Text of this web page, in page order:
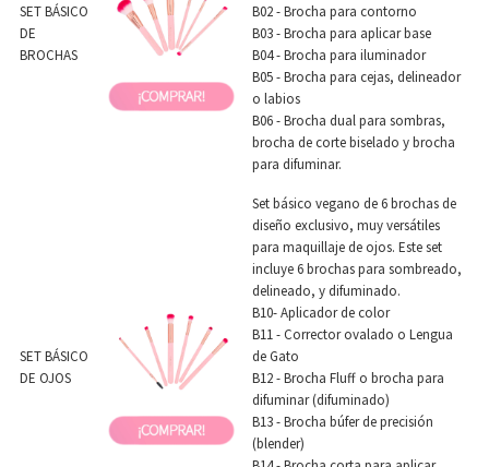
SET BÁSICO
DE
BROCHAS
B02 - Brocha para contorno
B03 - Brocha para aplicar base
B04 - Brocha para iluminador
B05 - Brocha para cejas, delineador
o labios
B06 - Brocha dual para sombras,
brocha de corte biselado y brocha
para difuminar.
SET BÁSICO
DE OJOS
Set básico vegano de 6 brochas de
diseño exclusivo, muy versátiles
para maquillaje de ojos. Este set
incluye 6 brochas para sombreado,
delineado, y difuminado.
B10- Aplicador de color
B11 - Corrector ovalado o Lengua
de Gato
B12 - Brocha Fluff o brocha para
difuminar (difuminado)
B13 - Brocha búfer de precisión
(blender)